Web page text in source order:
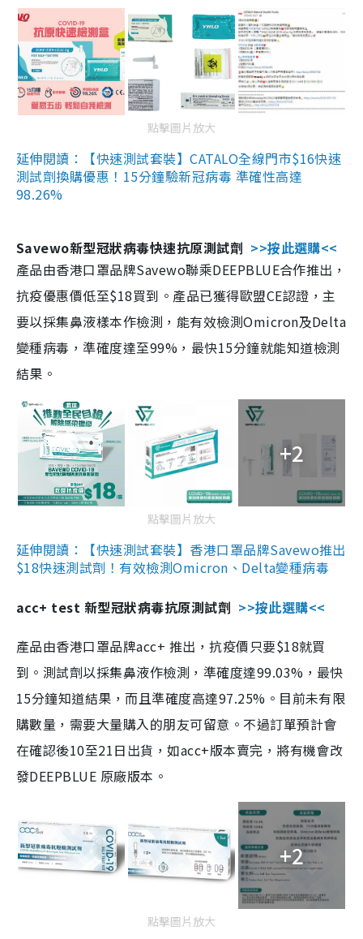
點擊圖片放大
延伸閱讀：【快速測試套裝】CATALO全線門市$16快速
測試劑換購優惠！15分鐘驗新冠病毒 準確性高達
98.26%
Savewo新型冠狀病毒快速抗原測試劑 >>按此選購<<
產品由香港口罩品牌Savewo聯乘DEEPBLUE合作推出，
抗疫優惠價低至$18買到。產品已獲得歐盟CE認證，主
要以採集鼻液樣本作檢測，能有效檢測Omicron及Delta
變種病毒，準確度達至99%，最快15分鐘就能知道檢測
結果。
+2
點擊圖片放大
延伸閱讀：【快速測試套裝】香港口罩品牌Savewo推出
$18快速測試劑！有效檢測Omicron、Delta變種病毒
acc+ test 新型冠狀病毒抗原測試劑 >>按此選購<<
產品由香港口罩品牌acc+ 推出，抗疫價只要$18就買
到。測試劑以採集鼻液作檢測，準確度達99.03%，最快
15分鐘知道結果，而且準確度高達97.25%。目前未有限
購數量，需要大量購入的朋友可留意。不過訂單預計會
在確認後10至21日出貨，如acc+版本賣完，將有機會改
發DEEPBLUE 原廠版本。
+2
點擊圖片放大